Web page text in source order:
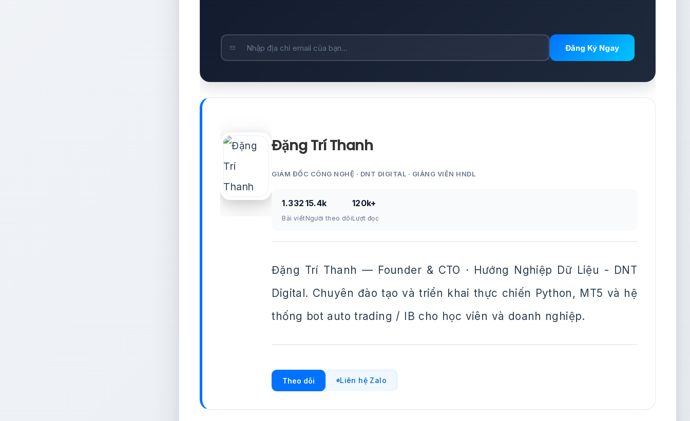
Đăng Ký Ngay
Đặng Trí Thanh
GIÁM ĐỐC CÔNG NGHỆ · DNT DIGITAL · GIẢNG VIÊN HNDL
1.332
Bài viết
15.4k
Người theo dõi
120k+
Lượt đọc
Đặng Trí Thanh — Founder & CTO · Hướng Nghiệp Dữ Liệu - DNT
Digital. Chuyên đào tạo và triển khai thực chiến Python, MT5 và hệ
thống bot auto trading / IB cho học viên và doanh nghiệp.
Theo dõi Liên hệ Zalo